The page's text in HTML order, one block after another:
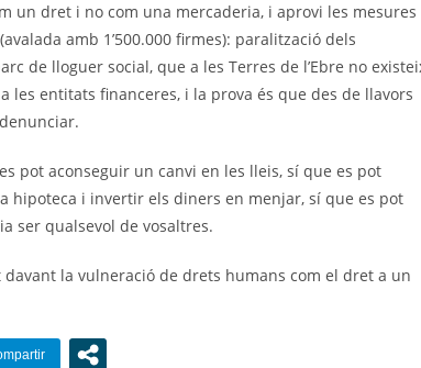
un dret i no com una mercaderia, i aprovi les mesures
amb 1’500.000 firmes): paralització dels
de lloguer social, que a les Terres de l’Ebre no
les entitats financeres, i la prova és que des de llavors
pot aconseguir un canvi en les lleis, sí que es pot
hipoteca i invertir els diners en menjar, sí que es pot
ser qualsevol de vosaltres.
davant la vulneració de drets humans com el dret a un